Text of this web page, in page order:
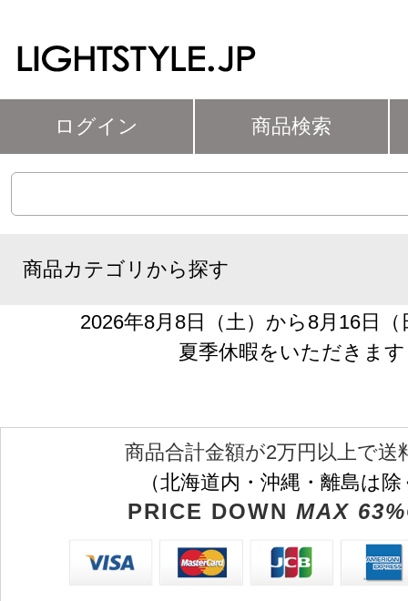
ログイン 商品検索
商品カテゴリから探す
2026年8月8日（土）から8月16日
夏季休暇をいただきます
商品合計金額が2万円以上で送
（北海道内・沖縄・離島は
PRICE DOWN MAX